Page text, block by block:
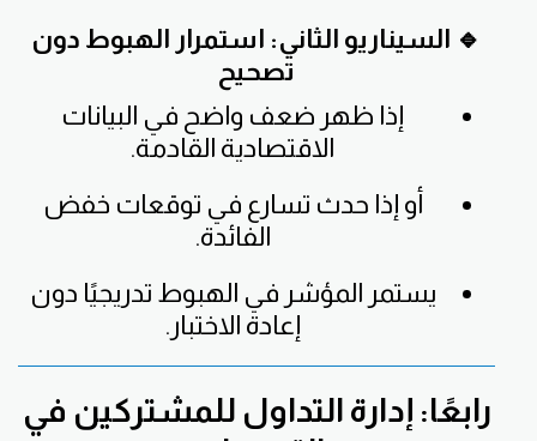
🔹 السيناريو الثاني: استمرار الهبوط دون
تصحيح
إذا ظهر ضعف واضح في البيانات
الاقتصادية القادمة.
أو إذا حدث تسارع في توقعات خفض
الفائدة.
يستمر المؤشر في الهبوط تدريجيًا دون
إعادة الاختبار.
رابعًا: إدارة التداول للمشتركين في